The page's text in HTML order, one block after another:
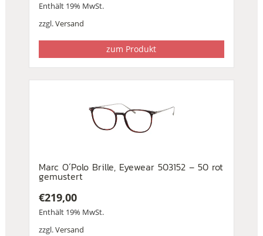
Enthält 19% MwSt.
zzgl.Versand
zum Produkt
Marc O´Polo Brille, Eyewear 503152 – 50 rot
gemustert
€219,00
Enthält 19% MwSt.
zzgl.Versand